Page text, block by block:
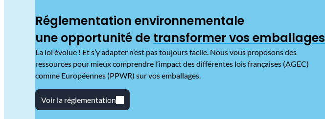
Réglementation environnementale
une opportunité de transformer vos emballages
La loi évolue ! Et s’y adapter n’est pas toujours facile. Nous vous proposons des
ressources pour mieux comprendre l’impact des différentes lois françaises (AGEC)
comme Européennes (PPWR) sur vos emballages.
Voir la réglementation